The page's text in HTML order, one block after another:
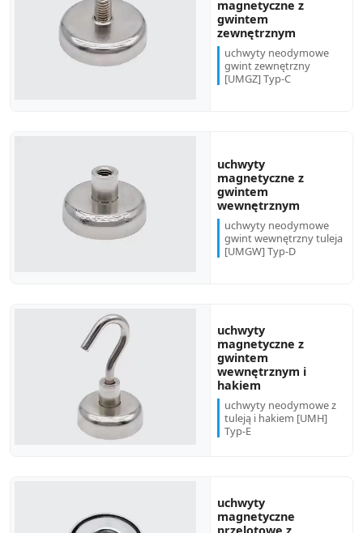
magnetyczne z
gwintem
zewnętrznym
uchwyty neodymowe
gwint zewnętrzny
[UMGZ] Typ-C
uchwyty
magnetyczne z
gwintem
wewnętrznym
uchwyty neodymowe
gwint wewnętrzny tuleja
[UMGW] Typ-D
uchwyty
magnetyczne z
gwintem
wewnętrznym i
hakiem
uchwyty neodymowe z
tuleją i hakiem [UMH]
Typ-E
uchwyty
magnetyczne